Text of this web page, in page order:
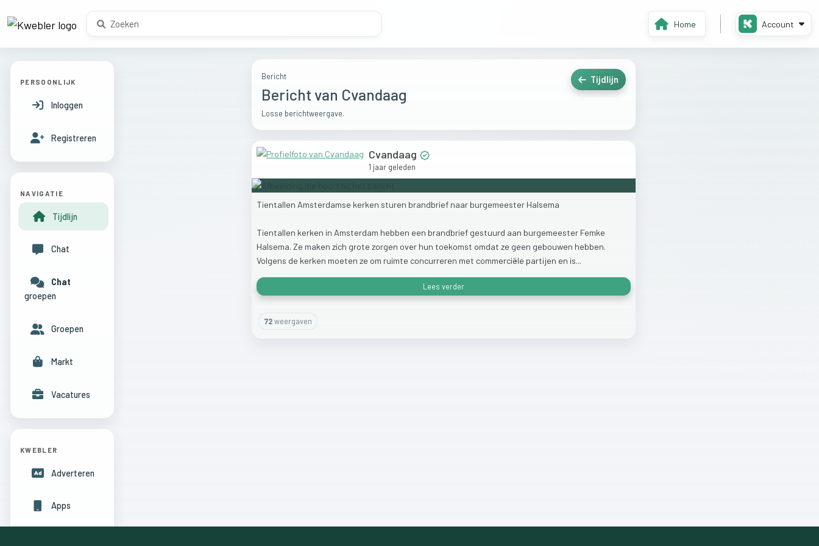
Home Account
Bericht
Bericht van Cvandaag
Losse berichtweergave.
Tijdlijn
Cvandaag
1 jaar geleden
Tientallen Amsterdamse kerken sturen brandbrief naar burgemeester Halsema
Tientallen kerken in Amsterdam hebben een brandbrief gestuurd aan burgemeester Femke
Halsema. Ze maken zich grote zorgen over hun toekomst omdat ze geen gebouwen hebben.
Volgens de kerken moeten ze om ruimte concurreren met commerciële partijen en is...
Lees verder
72weergaven
PERSOONLIJK
Inloggen
Registreren
NAVIGATIE
Tijdlijn
Chat
Chat
groepen
Groepen
Markt
Vacatures
KWEBLER
Adverteren
Apps